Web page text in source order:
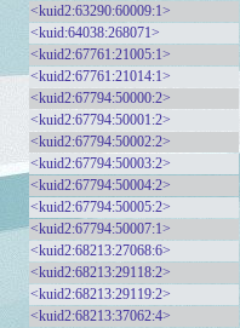
<kuid2:63290:60009:1>
<kuid:64038:268071>
<kuid2:67761:21005:1>
<kuid2:67761:21014:1>
<kuid2:67794:50000:2>
<kuid2:67794:50001:2>
<kuid2:67794:50002:2>
<kuid2:67794:50003:2>
<kuid2:67794:50004:2>
<kuid2:67794:50005:2>
<kuid2:67794:50007:1>
<kuid2:68213:27068:6>
<kuid2:68213:29118:2>
<kuid2:68213:29119:2>
<kuid2:68213:37062:4>